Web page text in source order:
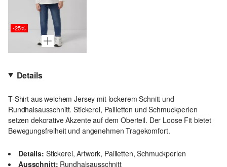
-25%
Details
T-Shirt aus weichem Jersey mit lockerem Schnitt und
Rundhalsausschnitt. Stickerei, Pailletten und Schmuckperlen
setzen dekorative Akzente auf dem Oberteil. Der Loose Fit bietet
Bewegungsfreiheit und angenehmen Tragekomfort.
Details: Stickerei, Artwork, Pailletten, Schmuckperlen
Ausschnitt: Rundhalsausschnitt